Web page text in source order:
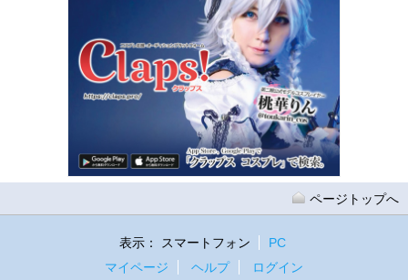
ページトップへ
表示： スマートフォン
PC
マイページ
ヘルプ ログイン